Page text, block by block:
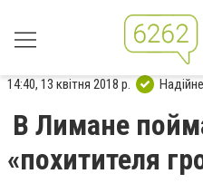
14:40, 13 квітня 2018 р.
В Лимане
«похитителя